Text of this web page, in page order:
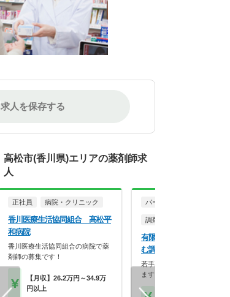
求人を保存する
高松市(香川県)エリアの薬剤師求
人
正社員 病院・クリニック
香川医療生活協同組合 高松平
和病院
香川医療生活協同組合の病院で薬
剤師の募集です！
【月収】26.2万円～34.9万
円以上
パート・アルバイト
調剤薬局
有限会社エムシーアシス
む調剤薬局
若手薬剤師が活躍できる場が
ます！在宅に力を入れ…